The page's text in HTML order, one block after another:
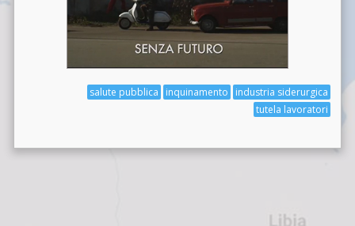
industria siderurgica
inquinamento
salute pubblica
tutela lavoratori